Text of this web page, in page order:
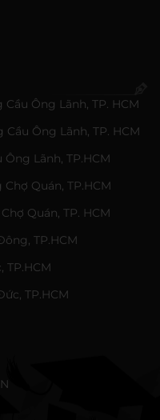
Ông Lãnh, TP. HCM
Ông Lãnh, TP. HCM
Lãnh, TP.HCM
Quán, TP.HCM
Quán, TP. HCM
TP.HCM
TP.HCM
TP.HCM